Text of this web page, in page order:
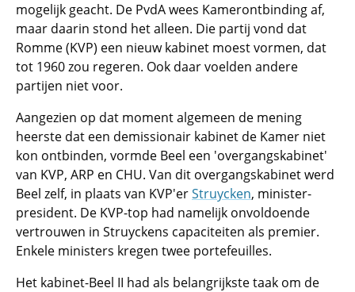
mogelijk geacht. De PvdA wees Kamerontbinding af,
maar daarin stond het alleen. Die partij vond dat
Romme (KVP) een nieuw kabinet moest vormen, dat
tot 1960 zou regeren. Ook daar voelden andere
partijen niet voor.
Aangezien op dat moment algemeen de mening
heerste dat een demissionair kabinet de Kamer niet
kon ontbinden, vormde Beel een 'overgangskabinet'
van KVP, ARP en CHU. Van dit overgangskabinet werd
Beel zelf, in plaats van KVP'erStruycken, minister-
president. De KVP-top had namelijk onvoldoende
vertrouwen in Struyckens capaciteiten als premier.
Enkele ministers kregen twee portefeuilles.
Het kabinet-Beel II had als belangrijkste taak om de